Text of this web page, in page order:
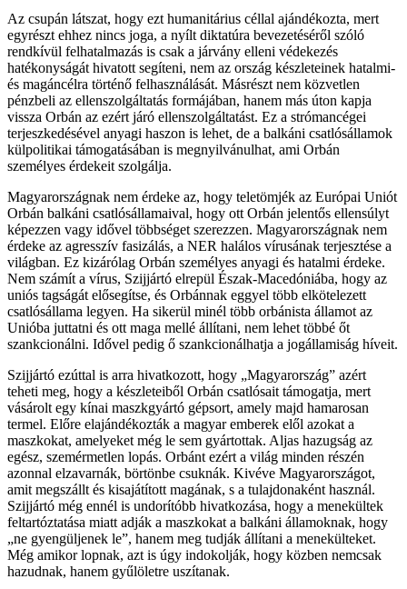
Az csupán látszat, hogy ezt humanitárius céllal ajándékozta, mert
egyrészt ehhez nincs joga, a nyílt diktatúra bevezetéséről szóló
rendkívül felhatalmazás is csak a járvány elleni védekezés
hatékonyságát hivatott segíteni, nem az ország készleteinek hatalmi-
és magáncélra történő felhasználását. Másrészt nem közvetlen
pénzbeli az ellenszolgáltatás formájában, hanem más úton kapja
vissza Orbán az ezért járó ellenszolgáltatást. Ez a strómancégei
terjeszkedésével anyagi haszon is lehet, de a balkáni csatlósállamok
külpolitikai támogatásában is megnyilvánulhat, ami Orbán
személyes érdekeit szolgálja.
Magyarországnak nem érdeke az, hogy teletömjék az Európai Uniót
Orbán balkáni csatlósállamaival, hogy ott Orbán jelentős ellensúlyt
képezzen vagy idővel többséget szerezzen. Magyarországnak nem
érdeke az agresszív fasizálás, a NER halálos vírusának terjesztése a
világban. Ez kizárólag Orbán személyes anyagi és hatalmi érdeke.
Nem számít a vírus, Szijjártó elrepül Észak-Macedóniába, hogy az
uniós tagságát elősegítse, és Orbánnak eggyel több elkötelezett
csatlósállama legyen. Ha sikerül minél több orbánista államot az
Unióba juttatni és ott maga mellé állítani, nem lehet többé őt
szankcionálni. Idővel pedig ő szankcionálhatja a jogállamiság híveit.
Szijjártó ezúttal is arra hivatkozott, hogy „Magyarország” azért
teheti meg, hogy a készleteiből Orbán csatlósait támogatja, mert
vásárolt egy kínai maszkgyártó gépsort, amely majd hamarosan
termel. Előre elajándékozták a magyar emberek elől azokat a
maszkokat, amelyeket még le sem gyártottak. Aljas hazugság az
egész, szemérmetlen lopás. Orbánt ezért a világ minden részén
azonnal elzavarnák, börtönbe csuknák. Kivéve Magyarországot,
amit megszállt és kisajátított magának, s a tulajdonaként használ.
Szijjártó még ennél is undorítóbb hivatkozása, hogy a menekültek
feltartóztatása miatt adják a maszkokat a balkáni államoknak, hogy
„ne gyengüljenek le”, hanem meg tudják állítani a menekülteket.
Még amikor lopnak, azt is úgy indokolják, hogy közben nemcsak
hazudnak, hanem gyűlöletre uszítanak.